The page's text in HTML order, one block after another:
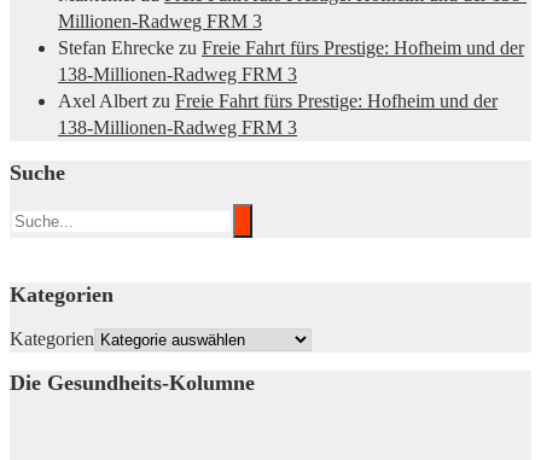
Millionen-Radweg FRM 3
Stefan Ehrecke zu Freie Fahrt fürs Prestige: Hofheim und der
138-Millionen-Radweg FRM 3
Axel Albertzu Freie Fahrt fürs Prestige: Hofheim und der
138-Millionen-Radweg FRM 3
Suche
Kategorien
Kategorien
Die Gesundheits-Kolumne